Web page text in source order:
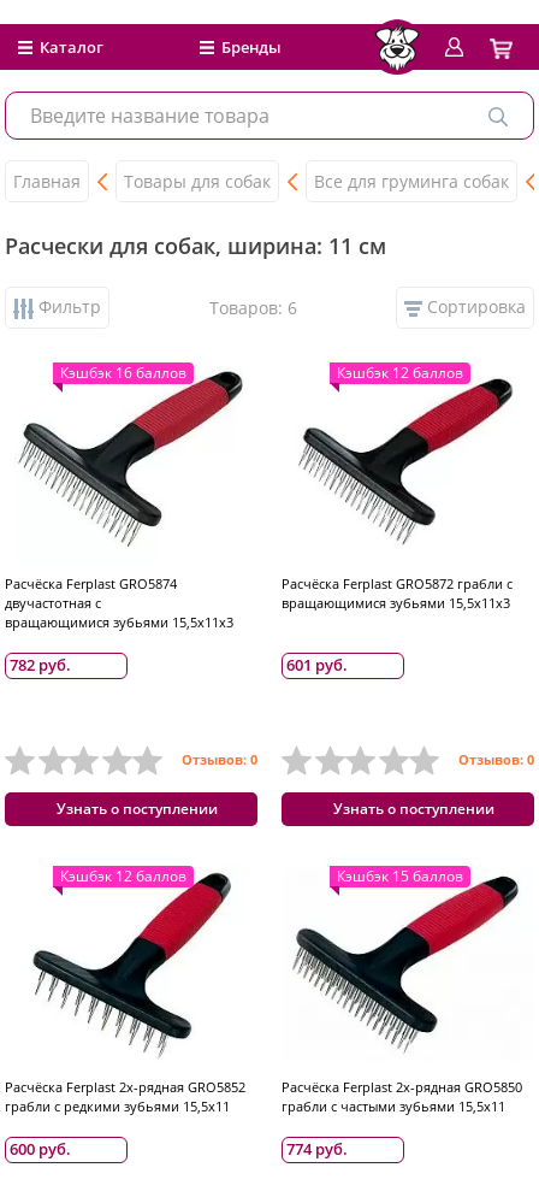
Каталог Бренды
Главная Товары для собак Все для груминга собак
Расчески для собак, ширина: 11 см
Фильтр Товаров: 6 Сортировка
Кэшбэк 16 баллов
Расчёска Ferplast GRO5874
двучастотная с
вращающимися зубьями 15,5x11x3
782 руб.
Отзывов: 0
Узнать о поступлении
Кэшбэк 12 баллов
Расчёска Ferplast GRO5872 грабли с
вращающимися зубьями 15,5x11x3
601 руб.
Отзывов: 0
Узнать о поступлении
Кэшбэк 12 баллов
Расчёска Ferplast 2х-рядная GRO5852
грабли с редкими зубьями 15,5x11
600 руб.
Кэшбэк 15 баллов
Расчёска Ferplast 2х-рядная GRO5850
грабли с частыми зубьями 15,5x11
774 руб.